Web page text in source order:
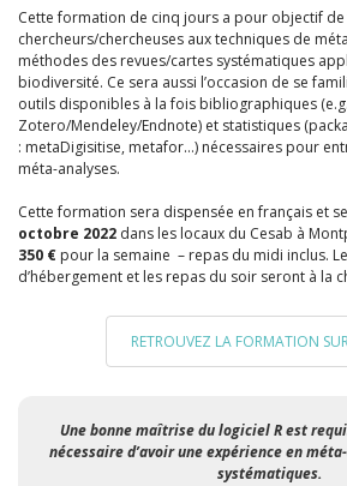
Cette formation de cinq jours a pour objectif
chercheurs/chercheuses aux techniques de
méthodes des revues/cartes systématiques
biodiversité. Ce sera aussi l’occasion de se
outils disponibles à la fois bibliographiques
Zotero/Mendeley/Endnote) et statistiques (
: metaDigisitise, metafor…) nécessaires pour
méta-analyses.
Cette formation sera dispensée en français et
octobre 2022 dans les locaux du Cesab à
350 € pour la semaine – repas du midi inclus.
d’hébergement et les repas du soir seront à la
RETROUVEZ LA FORMATION
Une bonne maîtrise du logiciel R est
nécessaire d’avoir une expérience en
systématiques.